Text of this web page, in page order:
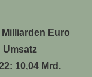
Milliarden Euro
Umsatz
10,04 Mrd.